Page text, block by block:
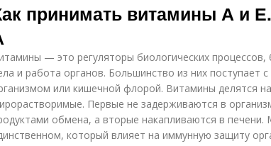
принимать витамины А и
— это регуляторы биологических
и работа органов. Большинство из них поступает
или кишечной флорой. Витамины делятся
Первые не задерживаются в
обмена, а вторые накапливаются в
который влияет на иммунную защиту